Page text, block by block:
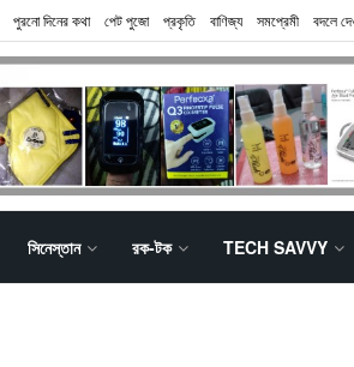
পুরনো দিনের কথা পেট পুজো প্রকৃতি বাণিজ্য সমপ্রেমী বদলে
সিনেস্তান রক-টক TECH SAVVY